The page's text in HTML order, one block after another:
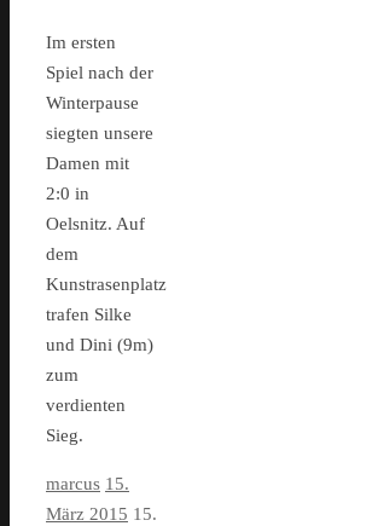
Im ersten
Spiel nach der
Winterpause
siegten unsere
Damen mit
2:0 in
Oelsnitz. Auf
dem
Kunstrasenplatz
trafen Silke
und Dini (9m)
zum
verdienten
Sieg.
marcus 15.
März 2015 15.